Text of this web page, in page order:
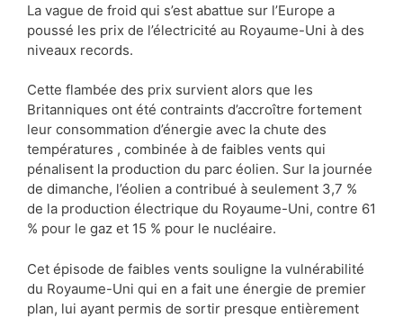
La vague de froid qui s’est abattue sur l’Europe a
poussé les prix de l’électricité au Royaume-Uni à des
niveaux records.
Cette flambée des prix survient alors que les
Britanniques ont été contraints d’accroître fortement
leur consommation d’énergie avec la chute des
températures , combinée à de faibles vents qui
pénalisent la production du parc éolien. Sur la journée
de dimanche, l’éolien a contribué à seulement 3,7 %
de la production électrique du Royaume-Uni, contre 61
% pour le gaz et 15 % pour le nucléaire.
Cet épisode de faibles vents souligne la vulnérabilité
du Royaume-Uni qui en a fait une énergie de premier
plan, lui ayant permis de sortir presque entièrement